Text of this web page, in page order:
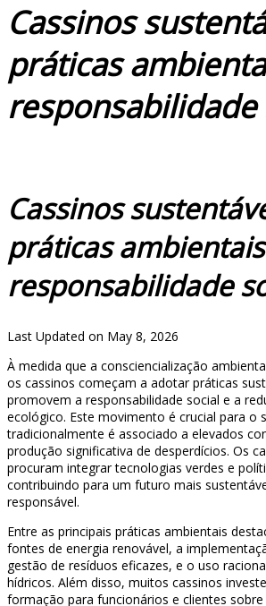
Cassinos
práticas
Cassinos
práticas
responsabilidade
Last Updated on May 8, 2026
À medida que a consciencialização
os cassinos começam a adotar práticas
promovem a responsabilidade social e a
ecológico. Este movimento é crucial para o
tradicionalmente é associado a elevados
produção significativa de desperdícios. Os
procuram integrar tecnologias verdes e
contribuindo para um futuro mais
responsável.
Entre as principais práticas ambientais
fontes de energia renovável, a
gestão de resíduos eficazes, e o uso
hídricos. Além disso, muitos cassinos
formação para funcionários e clientes